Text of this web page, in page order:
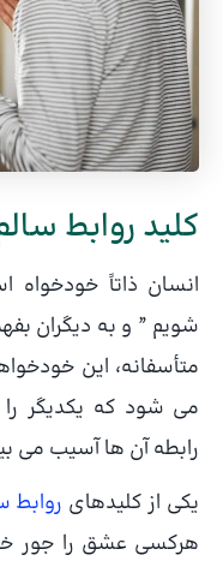
کلید روابط
انسان ذاتاً
شویم ” و به دیگران
متأسفانه، این
می شود که یکدیگر
رابطه آن ها آسیب می
یکی از کلیدهای روابط
هرکسی عشق را جور